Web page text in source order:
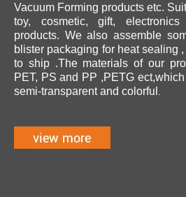
Vacuum Forming products etc.
toy, cosmetic, gift,
products. We also assemble
blister packaging for heat sealing
to ship .The materials of our
PET, PS and PP ,PETG
semi-transparent and colorful.